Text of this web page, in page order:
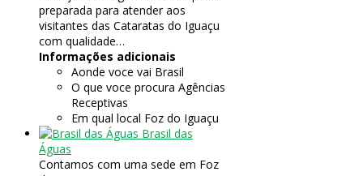
preparada para atender aos
visitantes das Cataratas do Iguaçu
com qualidade…
Informações adicionais
Aonde voce vai Brasil
O que voce procura Agências
Receptivas
Em qual local Foz do Iguaçu
Brasil das
Águas
Contamos com uma sede em Foz